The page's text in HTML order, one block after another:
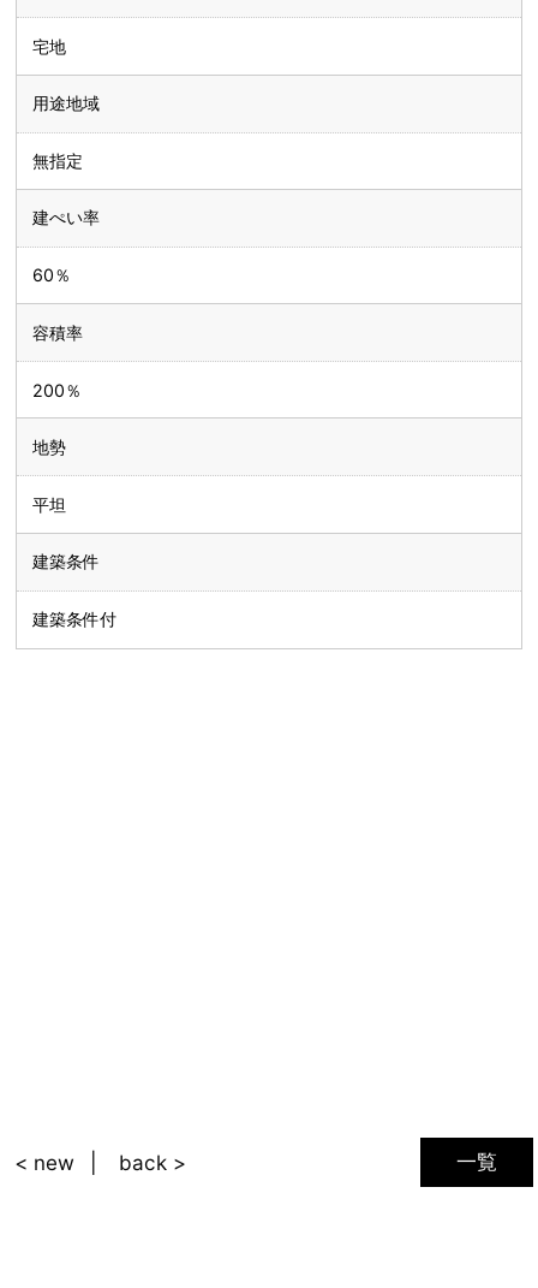
宅地
用途地域
無指定
建ぺい率
60％
容積率
200％
地勢
平坦
建築条件
建築条件付
一覧
< new back >